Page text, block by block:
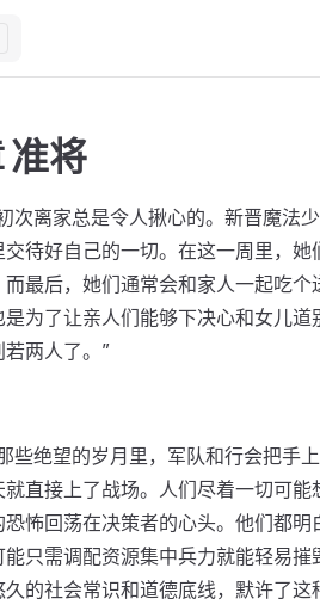
准将
次离家总是令人揪心的。新晋魔法
交待好自己的一切。在这一周里，
而最后，她们通常会和家人一起吃
为了让亲人们能够下决心和女儿
两人了。”
些绝望的岁月里，军队和行会把手
直接上了战场。人们尽着一切可
怖回荡在决策者的心头。他们都
只需调配资源集中兵力就能轻易
的社会常识和道德底线，默许了